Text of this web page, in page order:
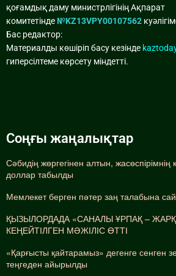
қоғамдық даму министрлігінің Ақпарат
комитетінде№KZ13VPY00107562
Бас редактор:
Материалды көшіріп басу кезінде
гиперсілтеме көрсету міндетті.
Соңғы жаңалықтар
Сәбидің жөргегінен алтын, жасөспірімнің
доллар табылды
Мемлекет берген пәтер заң талабына
ҚЫЗЫЛОРДАДА «САНАЛЫ ҰРПАҚ –
КЕҢЕЙТІЛГЕН МӘЖІЛІС ӨТТІ
«Қарғысты қайтарамыз» дегенге сенген
теңгеден айырылды